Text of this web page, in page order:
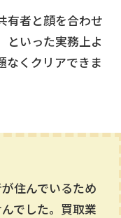
有者と顔を合わせ
といった実務上よ
なくクリアできま
住んでいるため
でした。買取業